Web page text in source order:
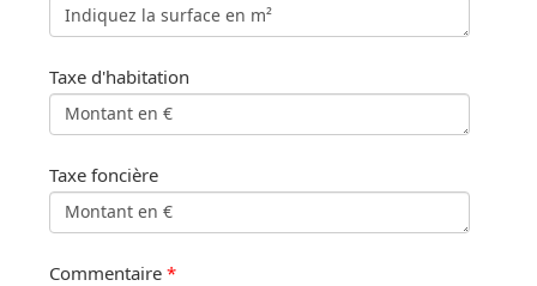
Taxe d'habitation
Taxe foncière
Commentaire *